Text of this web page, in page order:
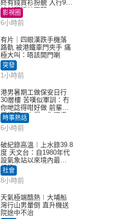
終有錢買衫扮靚 入行9年
被封翻版林夏薇
影視圈
6小時前
有片｜四眼漢跌手機落
路軌 被港鐵車門夾手 痛
極大叫：唔該開門喇
突發
1小時前
港男暑期工做保安日行
30層樓 苦嘆似軍訓：冇
你哋諗得咁好做 前輩傳
授搵筍工心得：你唔識
揀盤啫｜Juicy叮
時事熱話
6小時前
破紀錄高溫︱上水錄39.8
度 天文台：自1980年代
設氣象站以來境內最高
紀錄
社會
8小時前
天氣極端酷熱︱大埔船
灣行山男暈倒 直升機送
院途中不治